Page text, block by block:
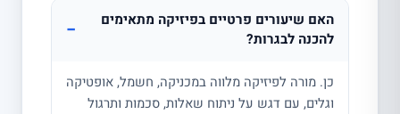
האם שיעורים פרטיים בפיזיקה מתאימים
להכנה לבגרות?
−
כן. מורה לפיזיקה מלווה במכניקה, חשמל, אופטיקה
וגלים, עם דגש על ניתוח שאלות, סכמות ותרגול